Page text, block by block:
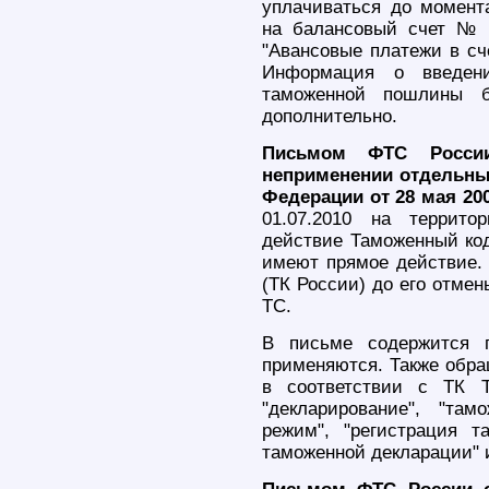
уплачиваться до
на балансовый счет №
"Авансовые платежи в
Информация о
таможенной пошлины
дополнительно.
Письмом ФТС
неприменении
Федерации от 28 мая
01.07.2010 на
действие Таможенный
имеют прямое
(ТК России) до его
ТС.
В письме содержится
применяются. Также
в соответствии с ТК
"декларирование",
режим", "регистрация
таможенной декларации"